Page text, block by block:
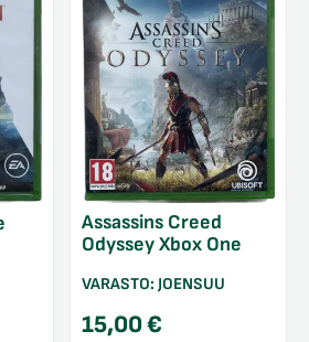
Assassins Creed
Odyssey Xbox One
VARASTO: JOENSUU
15,00€